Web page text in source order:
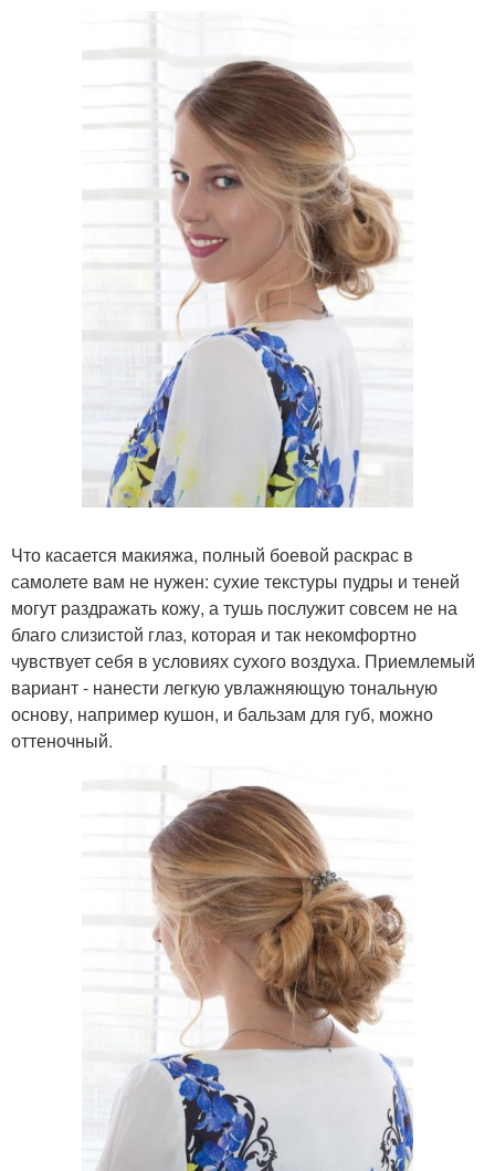
Что касается макияжа, полный боевой раскрас в
самолете вам не нужен: сухие текстуры пудры и теней
могут раздражать кожу, а тушь послужит совсем не на
благо слизистой глаз, которая и так некомфортно
чувствует себя в условиях сухого воздуха. Приемлемый
вариант - нанести легкую увлажняющую тональную
основу, например кушон, и бальзам для губ, можно
оттеночный.